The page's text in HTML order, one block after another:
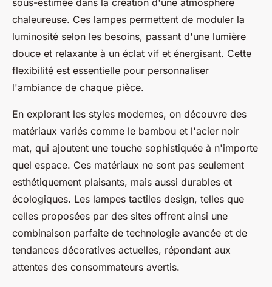
chaleureuse. Ces lampes permettent de moduler la
luminosité selon les besoins, passant d'une lumière
douce et relaxante à un éclat vif et énergisant. Cette
flexibilité est essentielle pour personnaliser
l'ambiance de chaque pièce.
En explorant les styles modernes, on découvre des
matériaux variés comme le bambou et l'acier noir
mat, qui ajoutent une touche sophistiquée à n'importe
quel espace. Ces matériaux ne sont pas seulement
esthétiquement plaisants, mais aussi durables et
écologiques. Les lampes tactiles design, telles que
celles proposées par des sites offrent ainsi une
combinaison parfaite de technologie avancée et de
tendances décoratives actuelles, répondant aux
attentes des consommateurs avertis.